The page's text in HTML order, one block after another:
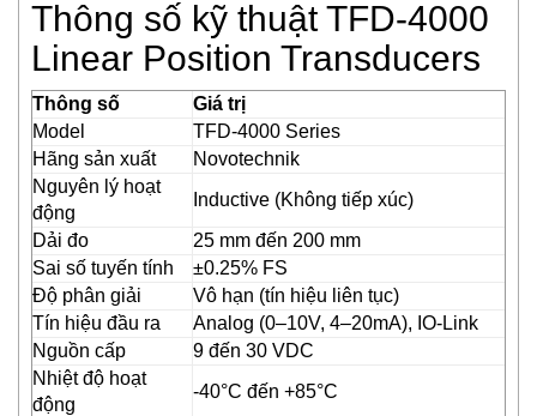
Elco Holding
Eletro Sensors
Eletta
Elfab
Elster/ Honeywell
Endress+Hauser
ENERDOOR
Engler Vietnam
Enolgas
EPCOS Vietnam
Erhardt-leimer
Erichsen Vietnam
Etatronds Việt Nam
Thông số kỹ thuật TFD-4000
Linear Position Transducers
Thông số
Giá trị
Model
TFD-4000 Series
Hãng sản xuất
Novotechnik
Nguyên lý hoạt
động
Inductive (Không tiếp xúc)
Dải đo
25 mm đến 200 mm
Sai số tuyến tính
±0.25% FS
Độ phân giải
Vô hạn (tín hiệu liên tục)
Tín hiệu đầu ra
Analog (0–10V, 4–20mA), IO-Link
Nguồn cấp
9 đến 30 VDC
Nhiệt độ hoạt
động
-40°C đến +85°C